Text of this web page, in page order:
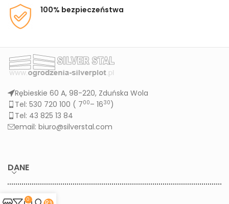
100% bezpieczeństwa
Rębieskie 60 A, 98-220, Zduńska Wola
Tel: 530 720 100 ( 700– 1630)
Tel: 43 825 13 84
email: biuro@silverstal.com
DANE
KONTO
0